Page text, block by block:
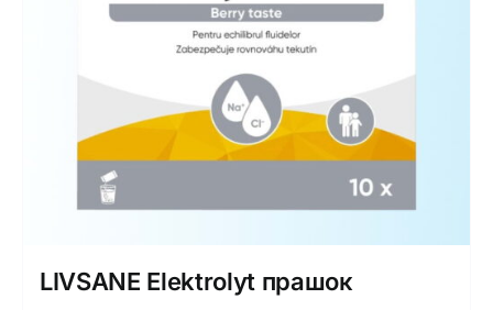
LIVSANE Elektrolyt прашок